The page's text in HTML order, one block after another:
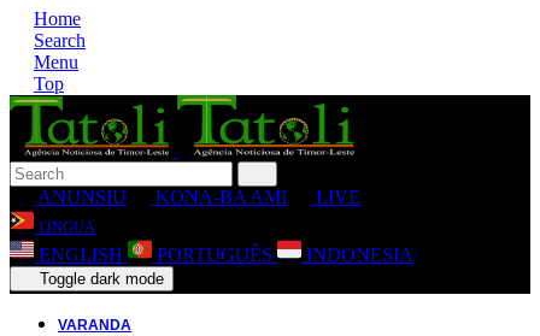
Home
Search
Menu
Top
ANUNSIU KONA-BA AMI LIVE
LÍNGUA
ENGLISH PORTUGUÊS INDONESIA
Toggle dark mode
VARANDA